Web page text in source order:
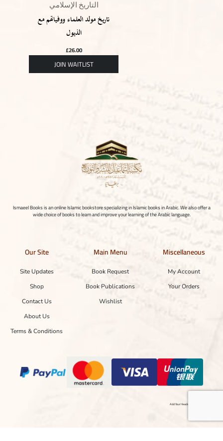
التاريخ الإسلامي
تاريخ مولد العلماء ووفياتهم مع
الذيول
£26.00
Ismaeel Books is an online Islamic bookstore specializing in Islamic books in Arabic. We also offer a
wide choice of books to learn and improve your learning of the Arabic language.
Our Site
Site Updates
Shop
Contact Us
About Us
Terms & Conditions
Main Menu
Book Request
Book Publications
Wishlist
Miscellaneous
My Account
Your Orders
Add Your Heading Text Here